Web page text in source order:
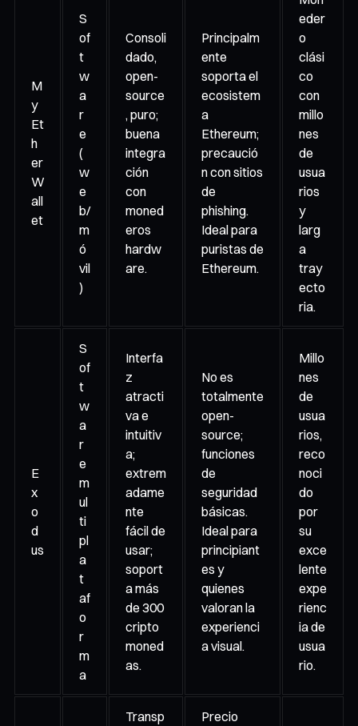
M
y
Et
h
er
W
all
et
S
of
t
w
a
r
e
(
w
e
b/
m
ó
vil
)
Consoli
dado,
open-
source
, puro;
buena
integra
ción
con
moned
eros
hardw
are.
Principalm
ente
soporta el
ecosistem
a
Ethereum;
precaució
n con sitios
de
phishing.
Ideal para
puristas de
Ethereum.
eder
o
clási
co
con
millo
nes
de
usua
rios
y
larg
a
tray
ecto
ria.
E
x
o
d
us
S
of
t
w
a
r
e
m
ul
ti
pl
a
t
af
o
r
m
a
Interfa
z
atracti
va e
intuitiv
a;
extrem
adame
nte
fácil de
usar;
soport
a más
de 300
cripto
moned
as.
No es
totalmente
open-
source;
funciones
de
seguridad
básicas.
Ideal para
principiant
es y
quienes
valoran la
experienci
a visual.
Millo
nes
de
usua
rios,
reco
noci
do
por
su
exce
lente
expe
rienc
ia de
usua
rio.
Transp
Precio